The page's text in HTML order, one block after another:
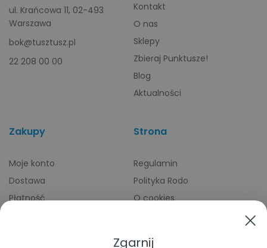
ul. Krańcowa 11, 02-493
Warszawa
bok@tusztusz.pl
22 208 00 00
Kontakt
O nas
Sklepy
Zbieraj Punktusze!
Blog
Aktualności
Zakupy
Moje konto
Dostawa
Płatność
Strona
Regulamin
Polityka Rodo
O cookies
Zgarnij